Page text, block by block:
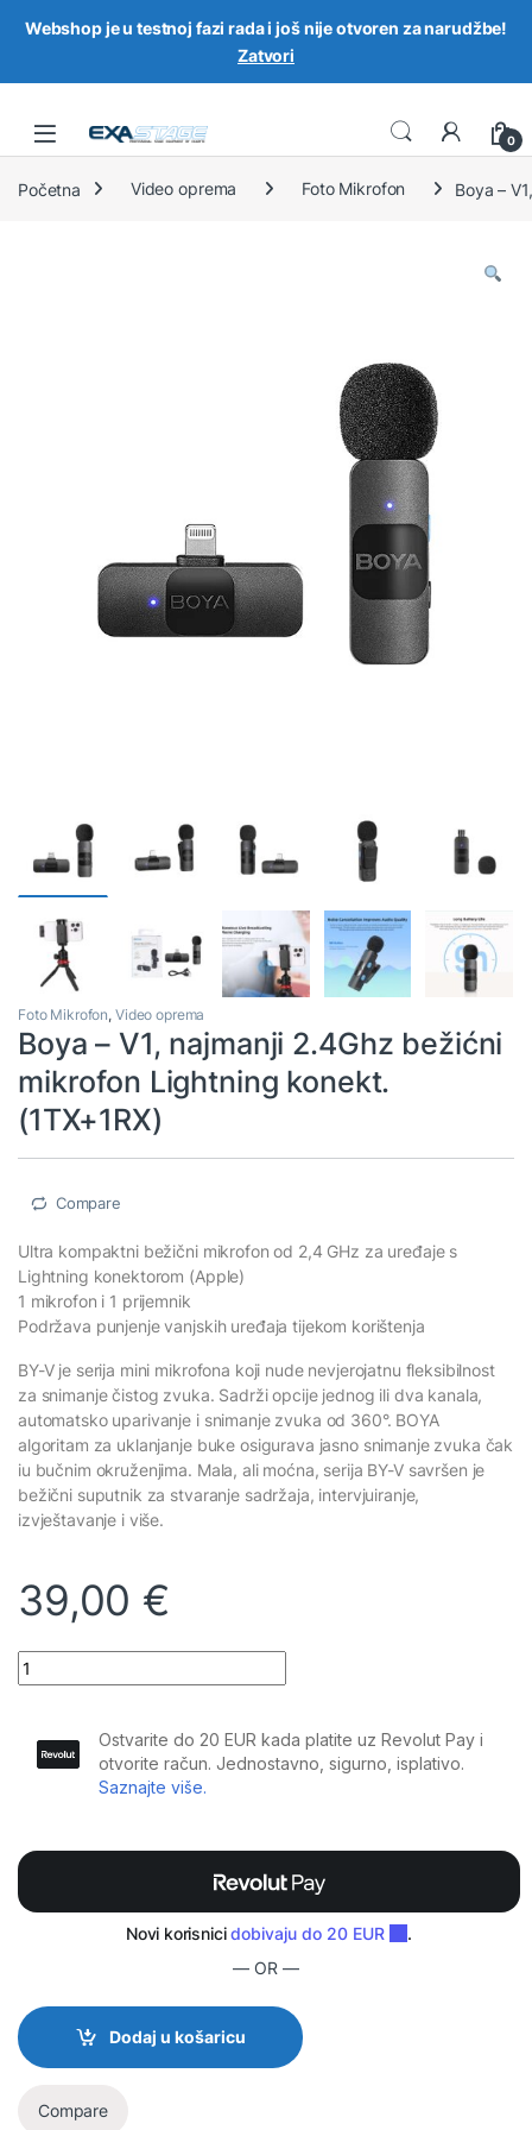
Skip to navigation
Skip to content
0
Početna Video oprema Foto Mikrofon Boya –
Foto Mikrofon, Video oprema
Boya – V1, najmanji 2.4Ghz bežićni
mikrofon Lightning konekt.
(1TX+1RX)
Compare
Ultra kompaktni bežični mikrofon od 2,4 GHz za uređaje s
Lightning konektorom (Apple)
1 mikrofon i 1 prijemnik
Podržava punjenje vanjskih uređaja tijekom korištenja
BY-V je serija mini mikrofona koji nude nevjerojatnu fleksibilnost
za snimanje čistog zvuka. Sadrži opcije jednog ili dva kanala,
automatsko uparivanje i snimanje zvuka od 360°. BOYA
algoritam za uklanjanje buke osigurava jasno snimanje zvuka čak
iu bučnim okruženjima. Mala, ali moćna, serija BY-V savršen je
bežični suputnik za stvaranje sadržaja, intervjuiranje,
izvještavanje i više.
39,00 €
Boya - V1, najmanji 2.4Ghz bežićni mikrofon Lightning konekt.
— OR —
Dodaj u košaricu
Compare
Webshop je u testnoj fazi rada i još nije otvoren za narudžbe!
Zatvori